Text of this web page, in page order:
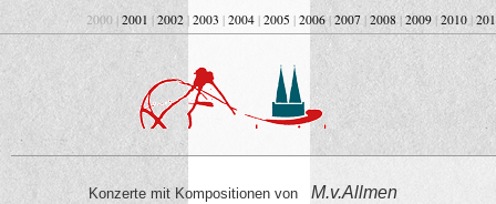
2000 | 2001 | 2002 | 2003 | 2004 | 2005 | 2006| 2007 | 2008 | 2009 | 2010|
Konzerte mit Kompositionen von M.v.Allmen